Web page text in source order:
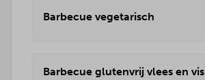
Barbecue vegetarisch
Barbecue glutenvrij vlees en vis